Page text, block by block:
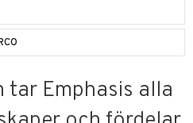
tar Emphasis alla